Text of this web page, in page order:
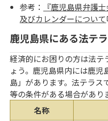
参考：
『鹿児島県弁護
及びカレンダーについて
鹿児島県にある法テ
経済的にお困りの方は法テ
ょう。鹿児島県内には鹿
島」があります。法テラス
等の条件がある場合があり
名称